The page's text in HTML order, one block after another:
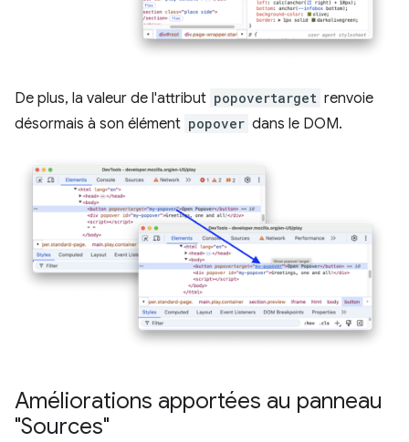
De plus, la valeur de l'attribut popovertarget renvoie
désormais à son élément popover dans le DOM.
Améliorations apportées au panneau
"Sources"